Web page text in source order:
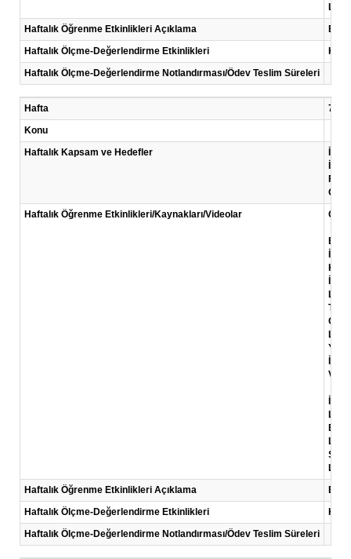
Haftalık Öğrenme Etkinlikleri Açıklama
Bu
Haftalık Ölçme-Değerlendirme Etkinlikleri
Haftalık Ölçme-Değerlendirme Notlandırması/Ödev Teslim Süreleri
Hafta
7
Konu
Haftalık Kapsam ve Hedefler
Haftalık Öğrenme Etkinlikleri/Kaynakları/Videolar
Haftalık Öğrenme Etkinlikleri Açıklama
Bu
Haftalık Ölçme-Değerlendirme Etkinlikleri
Haftalık Ölçme-Değerlendirme Notlandırması/Ödev Teslim Süreleri